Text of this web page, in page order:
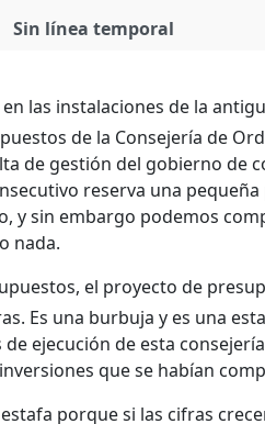
Sin línea temporal
las instalaciones de la
de la Consejería de
de gestión del gobierno de
reserva una
y sin embargo podemos
nada.
el proyecto de
Es una burbuja y es una
ejecución de esta
que se habían
estafa porque si las cifras